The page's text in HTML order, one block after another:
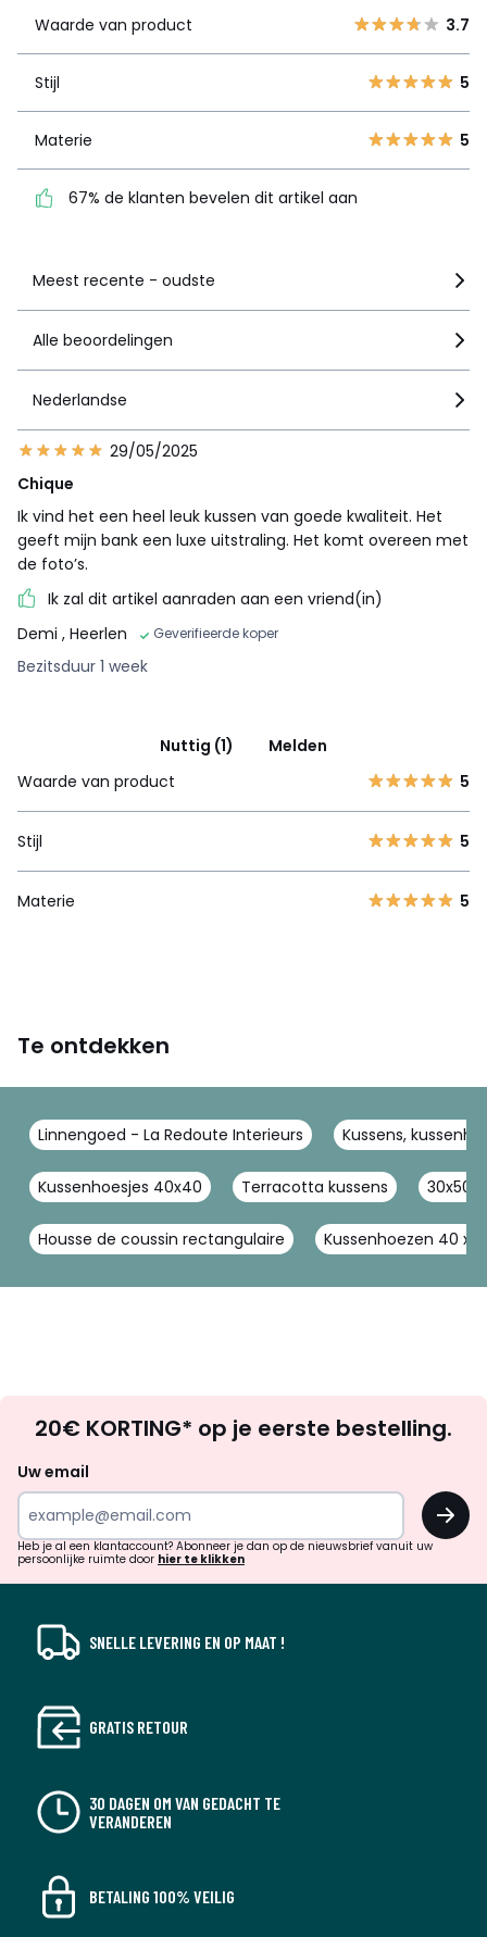
1
2 0
3
67% de klanten bevelen
dit artikel aan
Waarde van product 3.7
Stijl 5
Materie 5
67% de klanten bevelen dit artikel aan
Meest recente - oudste
Alle beoordelingen
Nederlandse
29/05/2025
Chique
Ik vind het een heel leuk kussen van goede kwaliteit. Het
geeft mijn bank een luxe uitstraling. Het komt overeen met
de foto’s.
Ik zal dit artikel aanraden aan een vriend(in)
Demi , Heerlen Geverifieerde koper
Bezitsduur 1 week
Nuttig (1)
Melden
Waarde van product
5
Stijl 5
Materie 5
Te ontdekken
Linnengoed - La Redoute Interieurs Kussens,
Kussenhoesjes 40x40 Terracotta kussens 30x50
Housse de coussin rectangulaire Kussenhoezen 40 x
zoek
inspiratie
verrassingen?
20€ KORTING* op je eerste bestelling.
Uw email
OK
Heb je al een klantaccount? Abonneer je dan op de nieuwsbrief vanuit uw
persoonlijke ruimte door hier te klikken
SNELLE LEVERING EN OP MAAT !
GRATIS RETOUR
30 DAGEN OM VAN GEDACHT TE
VERANDEREN
BETALING 100% VEILIG